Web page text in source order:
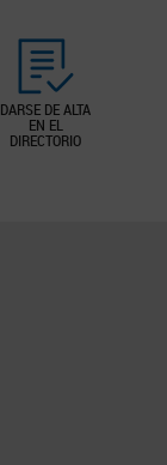
DARSE DE ALTA
EN EL
DIRECTORIO